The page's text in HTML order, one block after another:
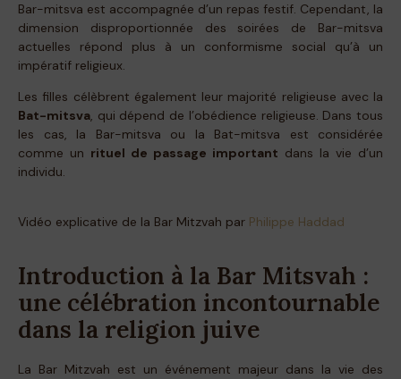
Bar-mitsva est accompagnée d’un repas festif. Cependant, la
dimension disproportionnée des soirées de Bar-mitsva
actuelles répond plus à un conformisme social qu’à un
impératif religieux.
Les filles célèbrent également leur majorité religieuse avec la
Bat-mitsva, qui dépend de l’obédience religieuse. Dans tous
les cas, la Bar-mitsva ou la Bat-mitsva est considérée
comme un rituel de passage important dans la vie d’un
individu.
Vidéo explicative de la Bar Mitzvah par Philippe Haddad
Introduction à la Bar Mitsvah :
une célébration incontournable
dans la religion juive
La Bar Mitzvah est un événement majeur dans la vie des